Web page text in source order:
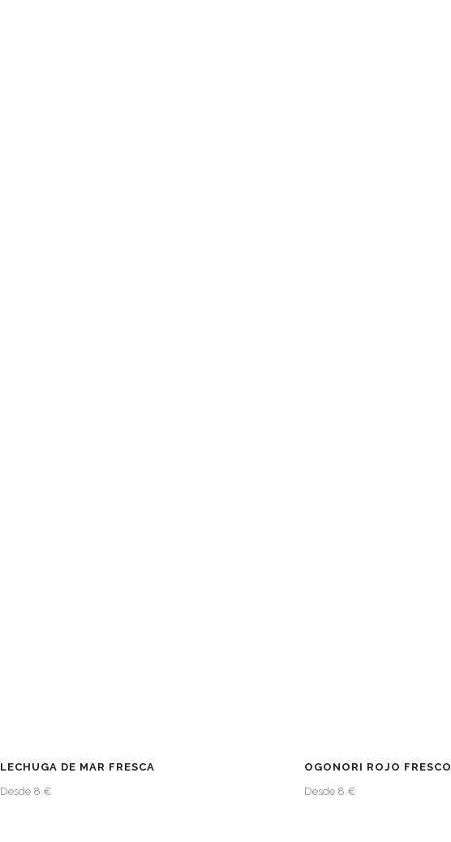
LECHUGA DE MAR FRESCA
Desde 8 €
OGONORI ROJO FRESCO
Desde 8 €